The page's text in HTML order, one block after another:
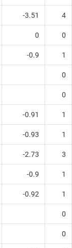
-3.51 4
0 0
-0.9 1
0
0
-0.91 1
-0.93 1
-2.73 3
-0.9 1
-0.92 1
0
0